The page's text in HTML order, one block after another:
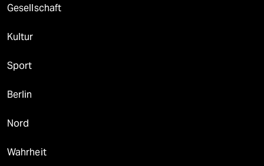
Gesellschaft
Kultur
Sport
Berlin
Nord
Wahrheit